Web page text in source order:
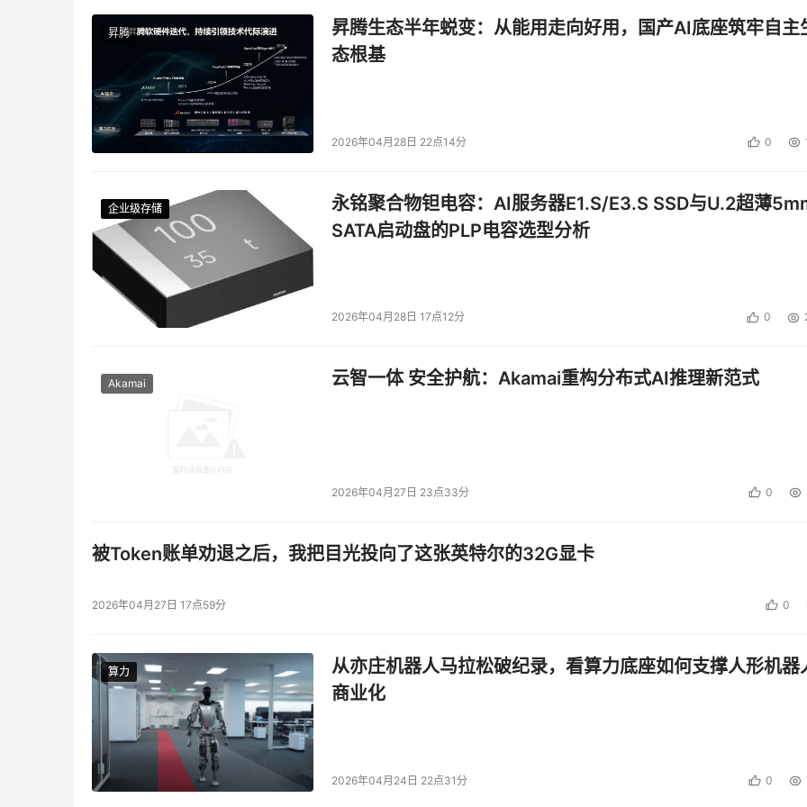
昇腾
昇腾生态半年蜕变：从能用走向好用，国产AI底座筑牢自主
态根基
2026年04月28日 22点14分 0
企业级存储
企业级存储
企业级存储
企业级存储
永铭聚合物钽电容：AI服务器E1.S/E3.S SSD与U.2超薄
SATA启动盘的PLP电容选型分析
2026年04月28日 17点12分 0
Akamai 云智一体 安全护航：Akamai重构分布式AI推理新范式
2026年04月27日 23点33分 0
被Token账单劝退之后，我把目光投向了这张英特尔的32G显卡
2026年04月27日 17点59分 0
算力
算力
从亦庄机器人马拉松破纪录，看算力底座如何支撑人形机器
商业化
2026年04月24日 22点31分 0